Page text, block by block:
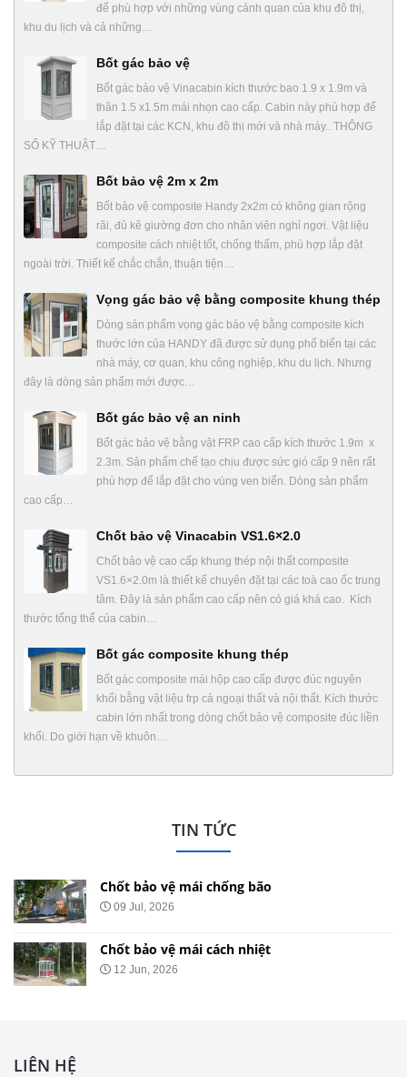
để phù hợp với những vùng cảnh quan của khu đô thị,
khu du lịch và cả những…
Bốt gác bảo vệ
Bốt gác bảo vệ Vinacabin kích thước bao 1.9 x 1.9m và
thân 1.5 x1.5m mái nhọn cao cấp. Cabin này phù hợp để
lắp đặt tại các KCN, khu đô thị mới và nhà máy.. THÔNG
SỐ KỸ THUẬT…
Bốt bảo vệ 2m x 2m
Bốt bảo vệ composite Handy 2x2m có không gian rộng
rãi, đủ kê giường đơn cho nhân viên nghỉ ngơi. Vật liệu
composite cách nhiệt tốt, chống thấm, phù hợp lắp đặt
ngoài trời. Thiết kế chắc chắn, thuận tiện…
Vọng gác bảo vệ bằng composite khung thép
Dòng sản phẩm vọng gác bảo vệ bằng composite kích
thước lớn của HANDY đã được sử dụng phổ biến tại các
nhà máy, cơ quan, khu công nghiệp, khu du lịch. Nhưng
đây là dòng sản phẩm mới được…
Bốt gác bảo vệ an ninh
Bốt gác bảo vệ bằng vật FRP cao cấp kích thước 1.9m x
2.3m. Sản phẩm chế tạo chịu được sức gió cấp 9 nên rất
phù hợp để lắp đặt cho vùng ven biển. Dòng sản phẩm
cao cấp…
Chốt bảo vệ Vinacabin VS1.6×2.0
Chốt bảo vệ cao cấp khung thép nội thất composite
VS1.6×2.0m là thiết kế chuyên đặt tại các toà cao ốc trung
tâm. Đây là sản phẩm cao cấp nên có giá khá cao. Kích
thước tổng thể của cabin…
Bốt gác composite khung thép
Bốt gác composite mái hộp cao cấp được đúc nguyên
khối bằng vật liệu frp cả ngoại thất và nội thất. Kích thước
cabin lớn nhất trong dòng chốt bảo vệ composite đúc liền
khối. Do giới hạn về khuôn…
TIN TỨC
Chốt bảo vệ mái chống bão
09 Jul, 2026
Chốt bảo vệ mái cách nhiệt
12 Jun, 2026
LIÊN HỆ